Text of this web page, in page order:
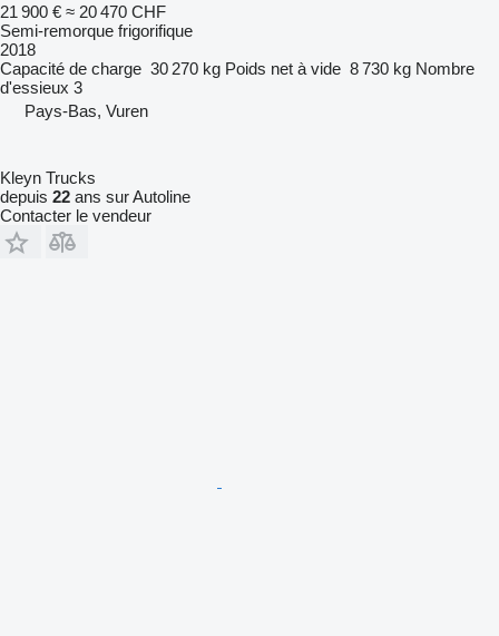
21 900 € ≈ 20 470 CHF
Semi-remorque frigorifique
2018
Capacité de charge 30 270 kg Poids net à vide 8 730 kg Nombre
d'essieux 3
Pays-Bas, Vuren
Kleyn Trucks
depuis 22 ans sur Autoline
Contacter le vendeur